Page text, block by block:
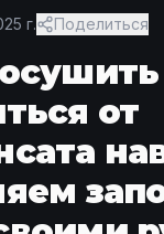
г. Поделиться
от